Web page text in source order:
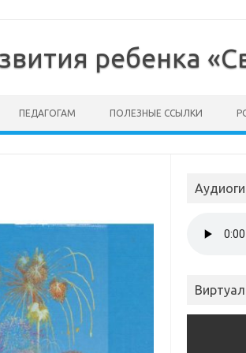
ребенка
ПЕДАГОГАМ ПОЛЕЗНЫЕ ССЫЛКИ